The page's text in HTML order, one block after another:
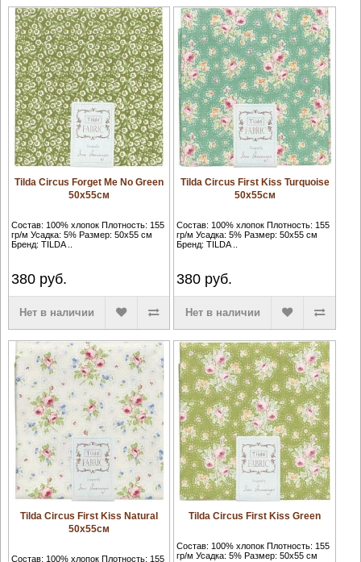
Tilda Circus Forget Me No Green
50х55см
Состав: 100% хлопок Плотность: 155
гр/м Усадка: 5% Размер: 50х55 см
Бренд: TILDA ..
380руб.
Нет в наличии
Tilda Circus First Kiss Turquoise
50х55см
Состав: 100% хлопок Плотность: 155
гр/м Усадка: 5% Размер: 50х55 см
Бренд: TILDA ..
380 руб.
Нет в наличии
Tilda Circus First Kiss Natural
50х55см
Состав: 100% хлопок Плотность: 155
Tilda Circus First Kiss Green
Состав: 100% хлопок Плотность: 155
гр/м Усадка: 5% Размер: 50х55 см